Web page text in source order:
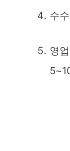
수
영